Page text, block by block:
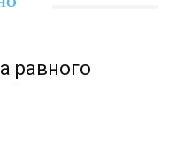
равного